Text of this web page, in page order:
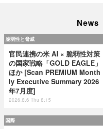
News
脆弱性と脅威
官民連携の米 AI × 脆弱性対策
の国家戦略「GOLD EAGLE」
ほか [Scan PREMIUM Month
ly Executive Summary 2026
年7月度]
2026.8.6 Thu 8:15
国際